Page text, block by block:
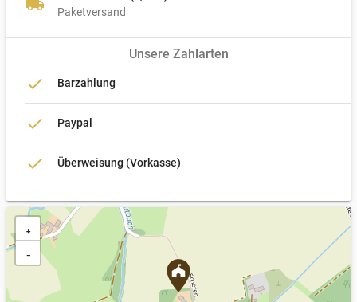
local_shipping
Paketversand
Unsere Zahlarten
done Barzahlung
done Paypal
done Überweisung (Vorkasse)
+
−